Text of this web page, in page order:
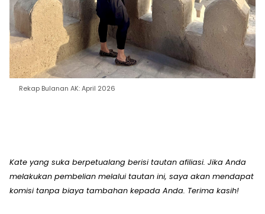
Rekap Bulanan AK: April 2026
Kate yang suka berpetualang berisi tautan afiliasi. Jika Anda
melakukan pembelian melalui tautan ini, saya akan mendapat
komisi tanpa biaya tambahan kepada Anda. Terima kasih!